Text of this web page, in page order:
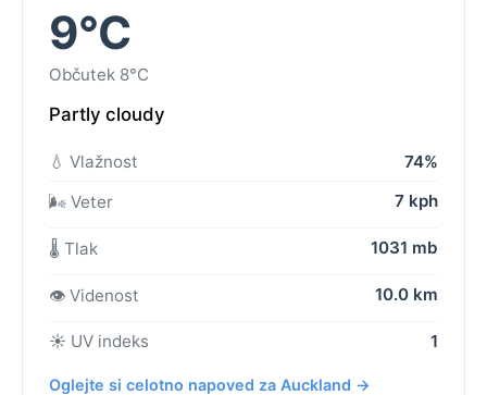
9°C
Občutek 8°C
Partly cloudy
💧 Vlažnost
74%
🌬️ Veter
7 kph
🌡️ Tlak 1031 mb
👁️ Videnost 10.0 km
☀️ UV indeks 1
Oglejte si celotno napoved za Auckland →